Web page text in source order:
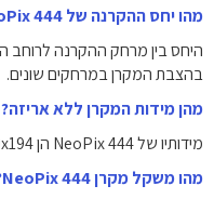
מהו יחס ההקרנה של NeoPix 444?
בהצבת המקרן במרחקים שונים.
מהן מידות המקרן ללא אריזה?
מידותיו של NeoPix 444 הן ‎195x219x194‎ מ"מ (גובה, רוחב, עומק).
מהו משקל מקרן NeoPix 444?